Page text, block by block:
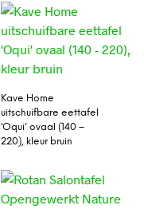
Kave Home
uitschuifbare eettafel
‘Oqui’ ovaal (140 –
220), kleur bruin